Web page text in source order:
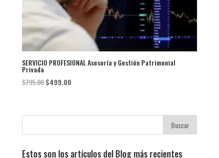
SERVICIO PROFESIONAL Asesoría y Gestión Patrimonial
Privada
$795.00 El
era:
$499.00El
es:
Estos son los artículos del Blog más recientes